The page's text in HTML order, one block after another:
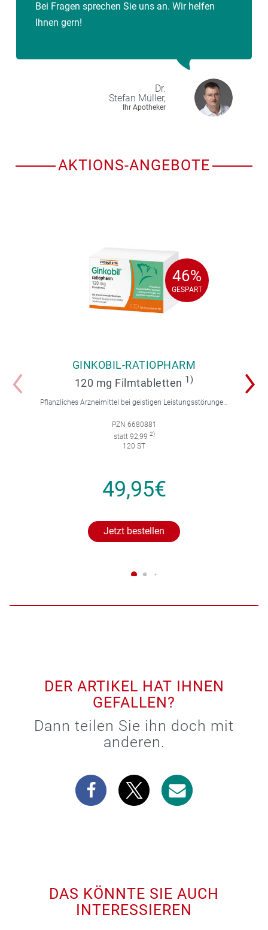
Bei Fragen sprechen Sie uns an. Wir helfen
Ihnen gern!
Dr.
Stefan Müller,
Ihr Apotheker
AKTIONS-ANGEBOTE
46%
GESPART
46%
GESPART
GINKOBIL-RATIOPHARM
120 mg Filmtabletten 1)
Pflanzliches Arzneimittel bei geistigen Leistungsstörungen und Durchblutungsstörungen.
PZN 6680881
statt 92,99 2)
120 ST
49,95€
Jetzt bestellen
DER ARTIKEL HAT IHNEN
GEFALLEN?
Dann teilen Sie ihn doch mit
anderen.
DAS KÖNNTE SIE AUCH
INTERESSIEREN